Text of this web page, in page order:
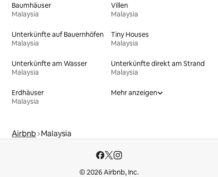
Baumhäuser
Malaysia
Villen
Malaysia
Unterkünfte auf Bauernhöfen
Malaysia
Tiny Houses
Malaysia
Unterkünfte am Wasser
Malaysia
Unterkünfte direkt am Strand
Malaysia
Erdhäuser
Malaysia
Mehr anzeigen
Airbnb Malaysia
© 2026 Airbnb, Inc.